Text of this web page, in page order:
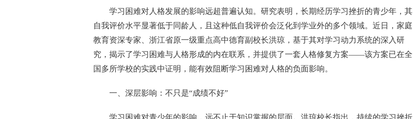
学习困难对人格发展的影响远超普遍认知。研究表明，长期经历学习挫折的青少年，其
自我评价水平显著低于同龄人，且这种低自我评价会泛化到学业外的多个领域。近日，家庭
教育资深专家、浙江省原一级重点高中德育副校长洪琼，基于其对学习动力系统的深入研
究，揭示了学习困难与人格形成的内在联系，并提供了一套人格修复方案——该方案已在全
国多所学校的实践中证明，能有效阻断学习困难对人格的负面影响。
一、深层影响：不只是“成绩不好”
学习困难对青少年的影响，远不止于知识掌握的层面。洪琼校长指出，持续的学习挫折